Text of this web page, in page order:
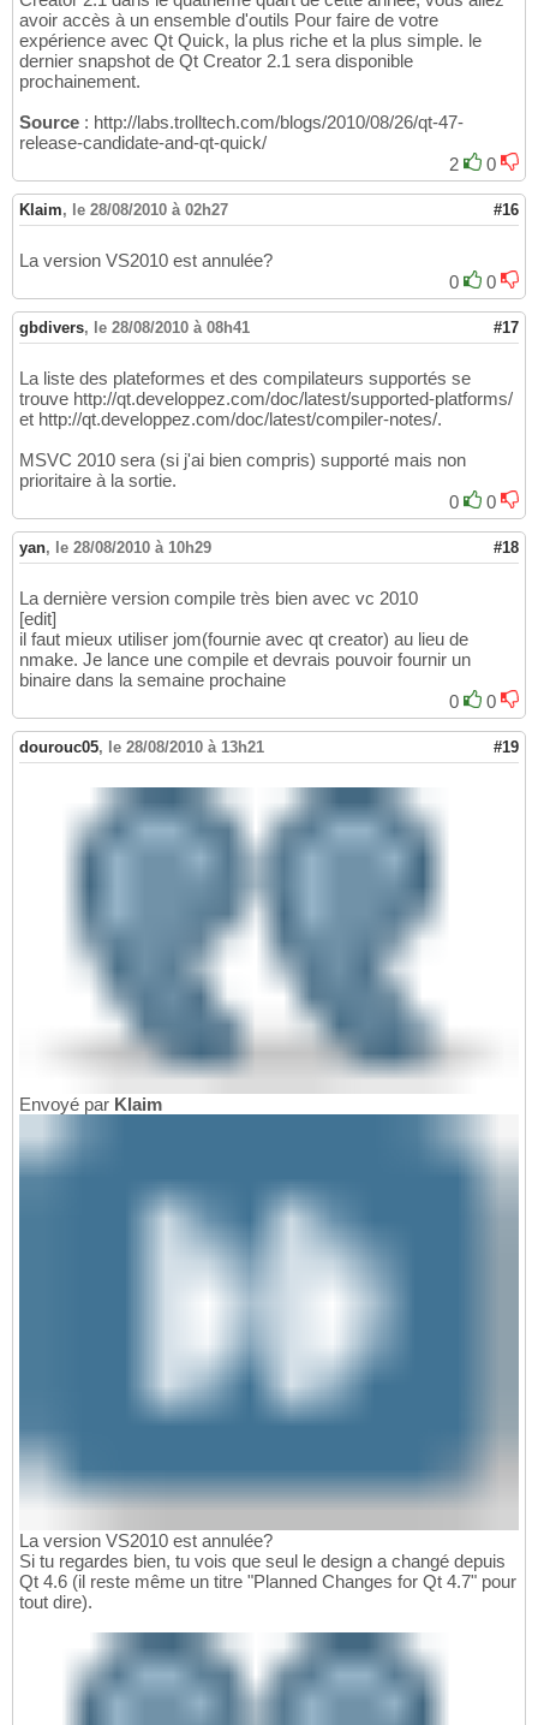
avoir accès à un ensemble d'outils Pour faire de votre
expérience avec Qt Quick, la plus riche et la plus simple. le
dernier snapshot de Qt Creator 2.1 sera disponible
prochainement.
Source : http://labs.trolltech.com/blogs/2010/08/26/qt-47-
release-candidate-and-qt-quick/
2
0
Klaim, le 28/08/2010 à 02h27 #16
La version VS2010 est annulée?
0
0
gbdivers, le 28/08/2010 à 08h41 #17
La liste des plateformes et des compilateurs supportés se
trouve http://qt.developpez.com/doc/latest/supported-platforms/
et http://qt.developpez.com/doc/latest/compiler-notes/.
MSVC 2010 sera (si j'ai bien compris) supporté mais non
prioritaire à la sortie.
0
0
yan, le 28/08/2010 à 10h29 #18
La dernière version compile très bien avec vc 2010
[edit]
il faut mieux utiliser jom(fournie avec qt creator) au lieu de
nmake. Je lance une compile et devrais pouvoir fournir un
binaire dans la semaine prochaine
0
0
dourouc05, le 28/08/2010 à 13h21 #19
Envoyé par Klaim
La version VS2010 est annulée?
Si tu regardes bien, tu vois que seul le design a changé depuis
Qt 4.6 (il reste même un titre "Planned Changes for Qt 4.7" pour
tout dire).